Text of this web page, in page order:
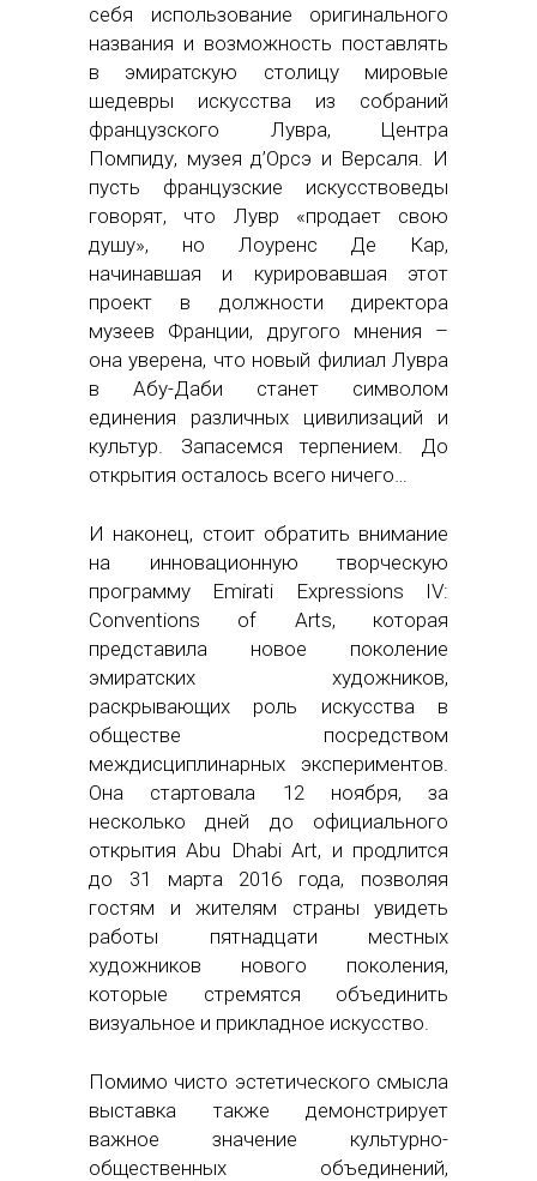
себя использование оригинального
названия и возможность поставлять
в эмиратскую столицу мировые
шедевры искусства из собраний
французского Лувра, Центра
Помпиду, музея д’Орсэ и Версаля. И
пусть французские искусствоведы
говорят, что Лувр «продает свою
душу», но Лоуренс Де Кар,
начинавшая и курировавшая этот
проект в должности директора
музеев Франции, другого мнения –
она уверена, что новый филиал Лувра
в Абу-Даби станет символом
единения различных цивилизаций и
культур. Запасемся терпением. До
открытия осталось всего ничего…
И наконец, стоит обратить внимание
на инновационную творческую
программу Emirati Expressions IV:
Conventions of Arts, которая
представила новое поколение
эмиратских художников,
раскрывающих роль искусства в
обществе посредством
междисциплинарных экспериментов.
Она стартовала 12 ноября, за
несколько дней до официального
открытия Abu Dhabi Art, и продлится
до 31 марта 2016 года, позволяя
гостям и жителям страны увидеть
работы пятнадцати местных
художников нового поколения,
которые стремятся объединить
визуальное и прикладное искусство.
Помимо чисто эстетического смысла
выставка также демонстрирует
важное значение культурно-
общественных объединений,